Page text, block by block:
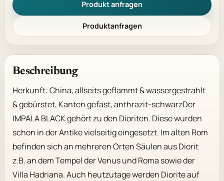
Produkt anfragen
Produktanfragen
Beschreibung
Herkunft: China, allseits geflammt & wassergestrahlt
& gebürstet, Kanten gefast, anthrazit-schwarzDer
IMPALA BLACK gehört zu den Dioriten. Diese wurden
schon in der Antike vielseitig eingesetzt. Im alten Rom
befinden sich an mehreren Orten Säulen aus Diorit
z.B. an dem Tempel der Venus und Roma sowie der
Villa Hadriana. Auch heutzutage werden Diorite auf